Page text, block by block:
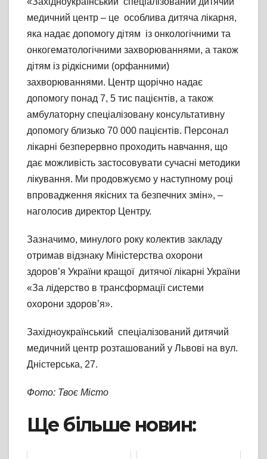
медичний центр – це особлива дитяча лікарня,
яка надає допомогу дітям із онкологічними та
онкогематологічними захворюваннями, а також
дітям із рідкісними (орфанними)
захворюваннями. Центр щорічно надає
допомогу понад 7, 5 тис пацієнтів, а також
амбулаторну спеціалізовану консультативну
допомогу близько 70 000 пацієнтів. Персонал
лікарні безперервно проходить навчання, що
дає можливість застосовувати сучасні методики
лікування. Ми продовжуємо у наступному році
впровадження якісних та безпечних змін», –
наголосив директор Центру.
Зазначимо, минулого року колектив закладу
отримав відзнаку Міністерства охорони
здоров’я України кращої дитячої лікарні України
«За лідерство в трансформації системи
охорони здоров’я».
Західноукраїнський спеціалізований дитячий
медичний центр розташований у Львові на вул.
Дністерська, 27.
Фото: Твоє Місто
Ще більше новин: